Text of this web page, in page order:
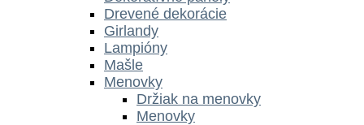
Drevené dekorácie
Girlandy
Lampióny
Mašle
Menovky
Držiak na menovky
Menovky